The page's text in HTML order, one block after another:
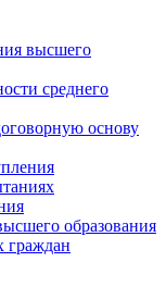
высшего
среднего
основу
образования
граждан